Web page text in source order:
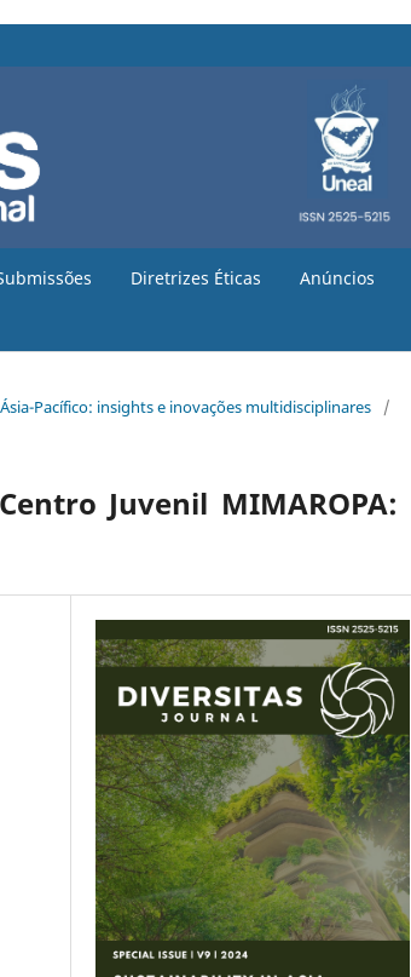
Diretrizes Éticas Anúncios
Pacífico: insights e inovações multidisciplinares
/
Juvenil MIMAROPA: